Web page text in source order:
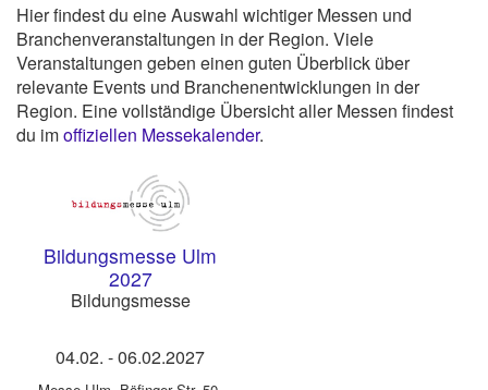
Hier findest du eine Auswahl wichtiger Messen und
Branchenveranstaltungen in der Region. Viele
Veranstaltungen geben einen guten Überblick über
relevante Events und Branchenentwicklungen in der
Region. Eine vollständige Übersicht aller Messen findest
du imoffiziellen Messekalender.
Bildungsmesse Ulm
2027
Bildungsmesse
04.02. -06.02.2027